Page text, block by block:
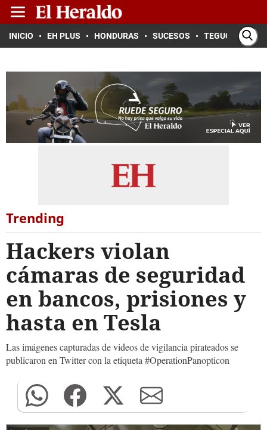
INICIO EH PLUS HONDURAS SUCESOS TEGUCIGALPA
Trending
Hackers violan
cámaras de seguridad
en bancos, prisiones y
hasta en Tesla
Las imágenes capturadas de videos de vigilancia pirateados se
publicaron en Twitter con la etiqueta #OperationPanopticon